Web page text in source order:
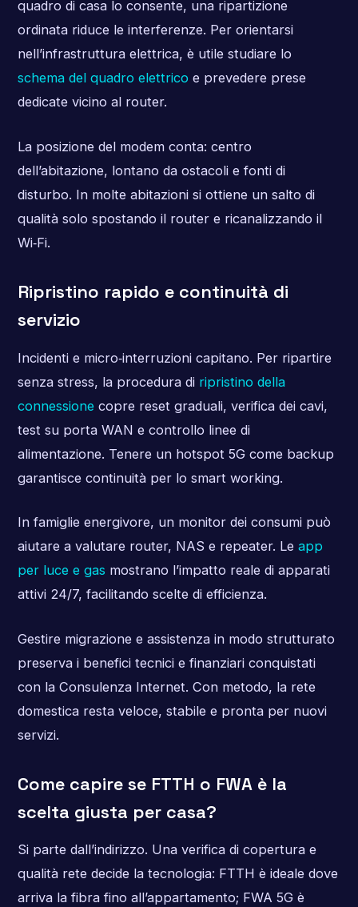
quadro di casa lo consente, una ripartizione
ordinata riduce le interferenze. Per orientarsi
nell’infrastruttura elettrica, è utile studiare lo
schema del quadro elettrico e prevedere prese
dedicate vicino al router.
La posizione del modem conta: centro
dell’abitazione, lontano da ostacoli e fonti di
disturbo. In molte abitazioni si ottiene un salto di
qualità solo spostando il router e ricanalizzando il
Wi‑Fi.
Ripristino rapido e continuità di
servizio
Incidenti e micro‑interruzioni capitano. Per ripartire
senza stress, la procedura di ripristino della
connessione copre reset graduali, verifica dei cavi,
test su porta WAN e controllo linee di
alimentazione. Tenere un hotspot 5G come backup
garantisce continuità per lo smart working.
In famiglie energivore, un monitor dei consumi può
aiutare a valutare router, NAS e repeater. Le app
per luce e gas mostrano l’impatto reale di apparati
attivi 24/7, facilitando scelte di efficienza.
Gestire migrazione e assistenza in modo strutturato
preserva i benefici tecnici e finanziari conquistati
con la Consulenza Internet. Con metodo, la rete
domestica resta veloce, stabile e pronta per nuovi
servizi.
Come capire se FTTH o FWA è la
scelta giusta per casa?
Si parte dall’indirizzo. Una verifica di copertura e
qualità rete decide la tecnologia: FTTH è ideale dove
arriva la fibra fino all’appartamento; FWA 5G è